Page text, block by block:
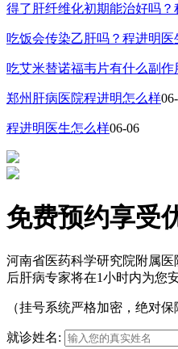
得了肝纤维化初期能治好吗
吃饭会传染乙肝吗？程进明医
吃艾米替诺福韦片有什么副作
郑州肝病医院程进明怎么样
程进明医生怎么样06-06
免费预约享受
河南省医药科学研究院附属
后肝病专家将在1小时内为您
（挂号系统严格加密，绝对保
就诊姓名: